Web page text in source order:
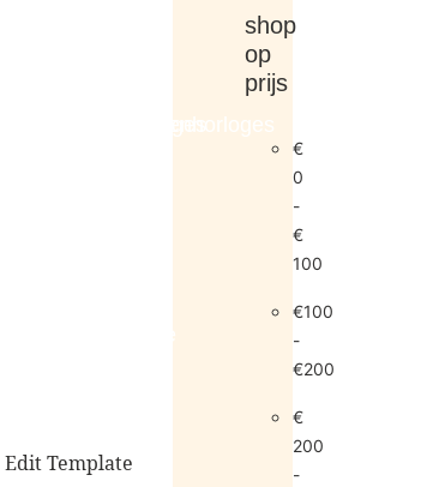
dameshorlogesherenhorloges
sale
Edit Template
shop
op
prijs
€
0
-
€
100
€100
-
€200
€
200
-